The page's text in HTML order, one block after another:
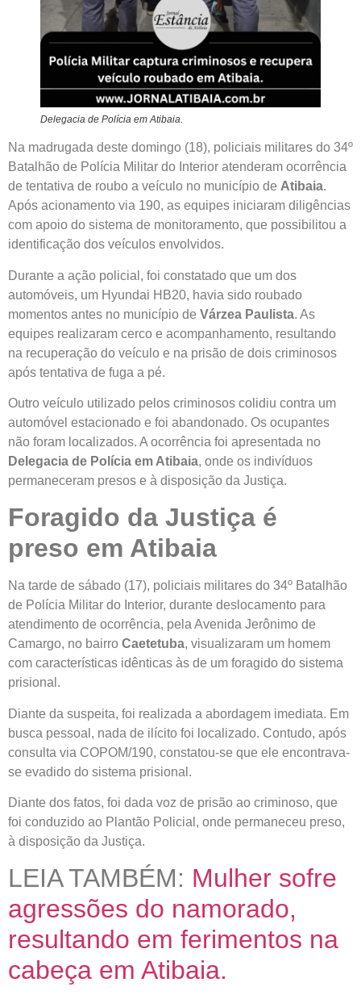
Delegacia de Polícia em Atibaia.
Na madrugada deste domingo (18), policiais militares do 34º
Batalhão de Polícia Militar do Interior atenderam ocorrência
de tentativa de roubo a veículo no município de Atibaia.
Após acionamento via 190, as equipes iniciaram diligências
com apoio do sistema de monitoramento, que possibilitou a
identificação dos veículos envolvidos.
Durante a ação policial, foi constatado que um dos
automóveis, um Hyundai HB20, havia sido roubado
momentos antes no município de Várzea Paulista. As
equipes realizaram cerco e acompanhamento, resultando
na recuperação do veículo e na prisão de dois criminosos
após tentativa de fuga a pé.
Outro veículo utilizado pelos criminosos colidiu contra um
automóvel estacionado e foi abandonado. Os ocupantes
não foram localizados. A ocorrência foi apresentada no
Delegacia de Polícia em Atibaia, onde os indivíduos
permaneceram presos e à disposição da Justiça.
Foragido da Justiça é
preso em Atibaia
Na tarde de sábado (17), policiais militares do 34º Batalhão
de Polícia Militar do Interior, durante deslocamento para
atendimento de ocorrência, pela Avenida Jerônimo de
Camargo, no bairro Caetetuba, visualizaram um homem
com características idênticas às de um foragido do sistema
prisional.
Diante da suspeita, foi realizada a abordagem imediata. Em
busca pessoal, nada de ilícito foi localizado. Contudo, após
consulta via COPOM/190, constatou-se que ele encontrava-
se evadido do sistema prisional.
Diante dos fatos, foi dada voz de prisão ao criminoso, que
foi conduzido ao Plantão Policial, onde permaneceu preso,
à disposição da Justiça.
LEIA TAMBÉM: Mulher sofre
agressões do namorado,
resultando em ferimentos na
cabeça em Atibaia.